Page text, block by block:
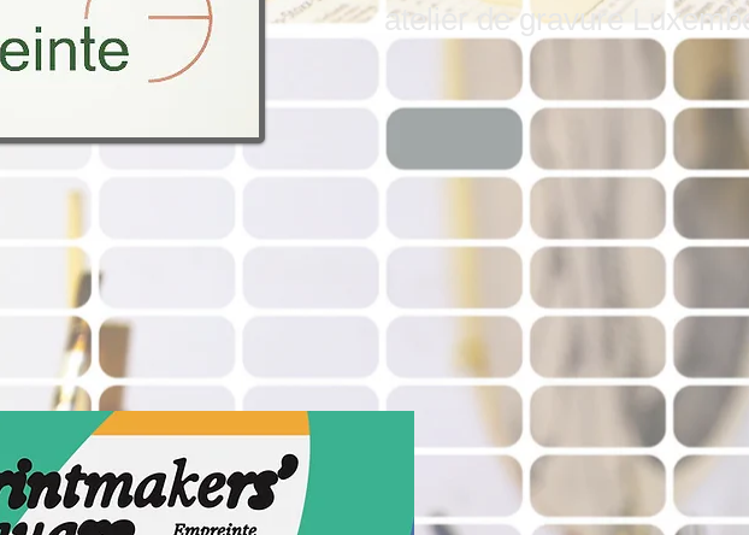
atelier de gravure
NEWS-NOUVELLES expositions